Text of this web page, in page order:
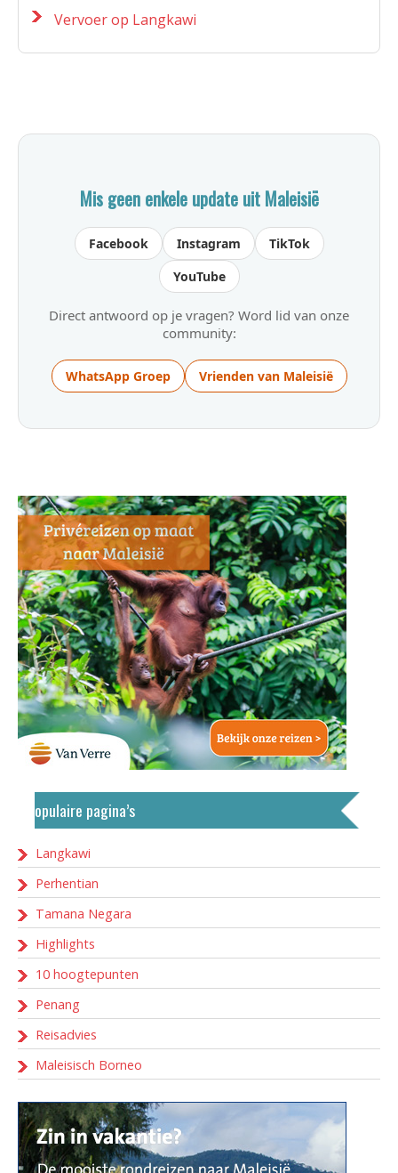
Vervoer op Langkawi
Mis geen enkele update uit Maleisië
Facebook Instagram
TikTok
YouTube
Direct antwoord op je vragen? Word lid van onze
community:
WhatsApp Groep Vrienden van Maleisië
Populaire pagina’s
Langkawi
Perhentian
Tamana Negara
Highlights
10 hoogtepunten
Penang
Reisadvies
Maleisisch Borneo